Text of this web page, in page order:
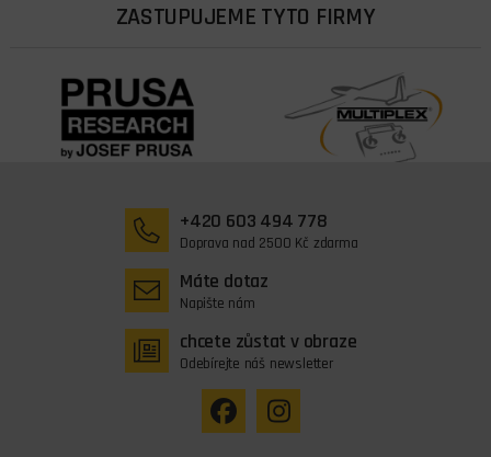
ZASTUPUJEME TYTO FIRMY
+420 603 494 778
Doprava nad 2500 Kč zdarma
Máte dotaz
Napište nám
chcete zůstat v obraze
Odebírejte náš newsletter